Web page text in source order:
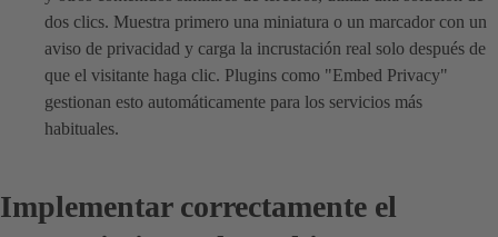
dos clics. Muestra primero una miniatura o un marcador con un
aviso de privacidad y carga la incrustación real solo después de
que el visitante haga clic. Plugins como "Embed Privacy"
gestionan esto automáticamente para los servicios más
habituales.
Implementar correctamente el